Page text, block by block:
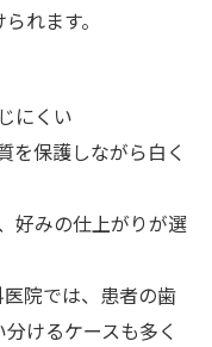
れます。
にくい
を保護しながら白く
好みの仕上がりが選
院では、患者の歯
けるケースも多く